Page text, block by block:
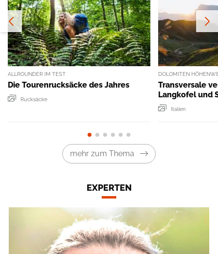
ALLROUNDER IM TEST
Die Tourenrucksäcke des Jahres
Rucksäcke
DOLOMITEN
Transversale
Langkofel und
Italien
mehr zum Thema
EXPERTEN